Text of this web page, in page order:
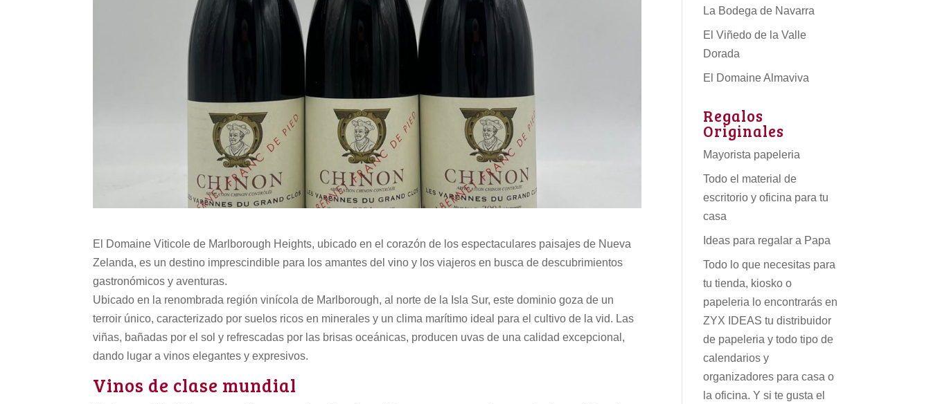
El Domaine Viticole de Marlborough Heights, ubicado en el corazón de los espectaculares paisajes de Nueva
Zelanda, es un destino imprescindible para los amantes del vino y los viajeros en busca de descubrimientos
gastronómicos y aventuras.
Ubicado en la renombrada región vinícola de Marlborough, al norte de la Isla Sur, este dominio goza de un
terroir único, caracterizado por suelos ricos en minerales y un clima marítimo ideal para el cultivo de la vid. Las
viñas, bañadas por el sol y refrescadas por las brisas oceánicas, producen uvas de una calidad excepcional,
dando lugar a vinos elegantes y expresivos.
Vinos de clase mundial
La Bodega de Navarra
El Viñedo de la Valle
Dorada
El Domaine Almaviva
Regalos
Originales
Mayorista papeleria
Todo el material de
escritorio y oficina para tu
casa
Ideas para regalar a Papa
Todo lo que necesitas para
tu tienda, kiosko o
papeleria lo encontrarás en
ZYX IDEAS tudistribuidor
de papeleria y todo tipo de
calendarios y
organizadores para casa o
la oficina. Y si te gusta el